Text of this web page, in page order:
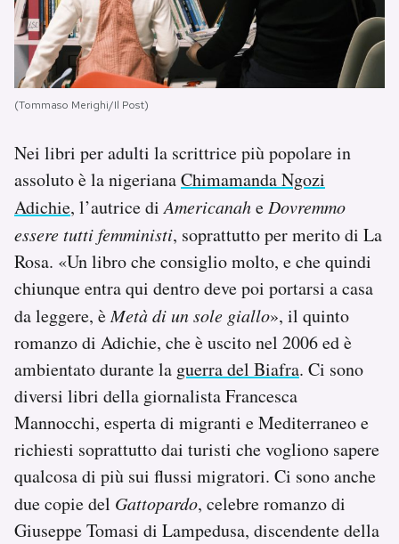
(Tommaso Merighi/Il Post)
Nei libri per adulti la scrittrice più popolare in
assoluto è la nigerianaChimamanda Ngozi
Adichie, l’autrice diAmericanaheDovremmo
essere tutti femministi, soprattutto per merito di La
Rosa. «Un libro che consiglio molto, e che quindi
chiunque entra qui dentro deve poi portarsi a casa
da leggere, èMetà di un sole giallo», il quinto
romanzo di Adichie, che è uscito nel 2006 ed è
ambientato durante la guerra del Biafra. Ci sono
diversi libri della giornalista Francesca
Mannocchi, esperta di migranti e Mediterraneo e
richiesti soprattutto dai turisti che vogliono sapere
qualcosa di più sui flussi migratori. Ci sono anche
due copie del Gattopardo, celebre romanzo di
Giuseppe Tomasi di Lampedusa, discendente della